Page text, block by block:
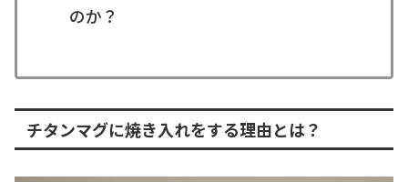
のか？
チタンマグに焼き入れをする理由とは？